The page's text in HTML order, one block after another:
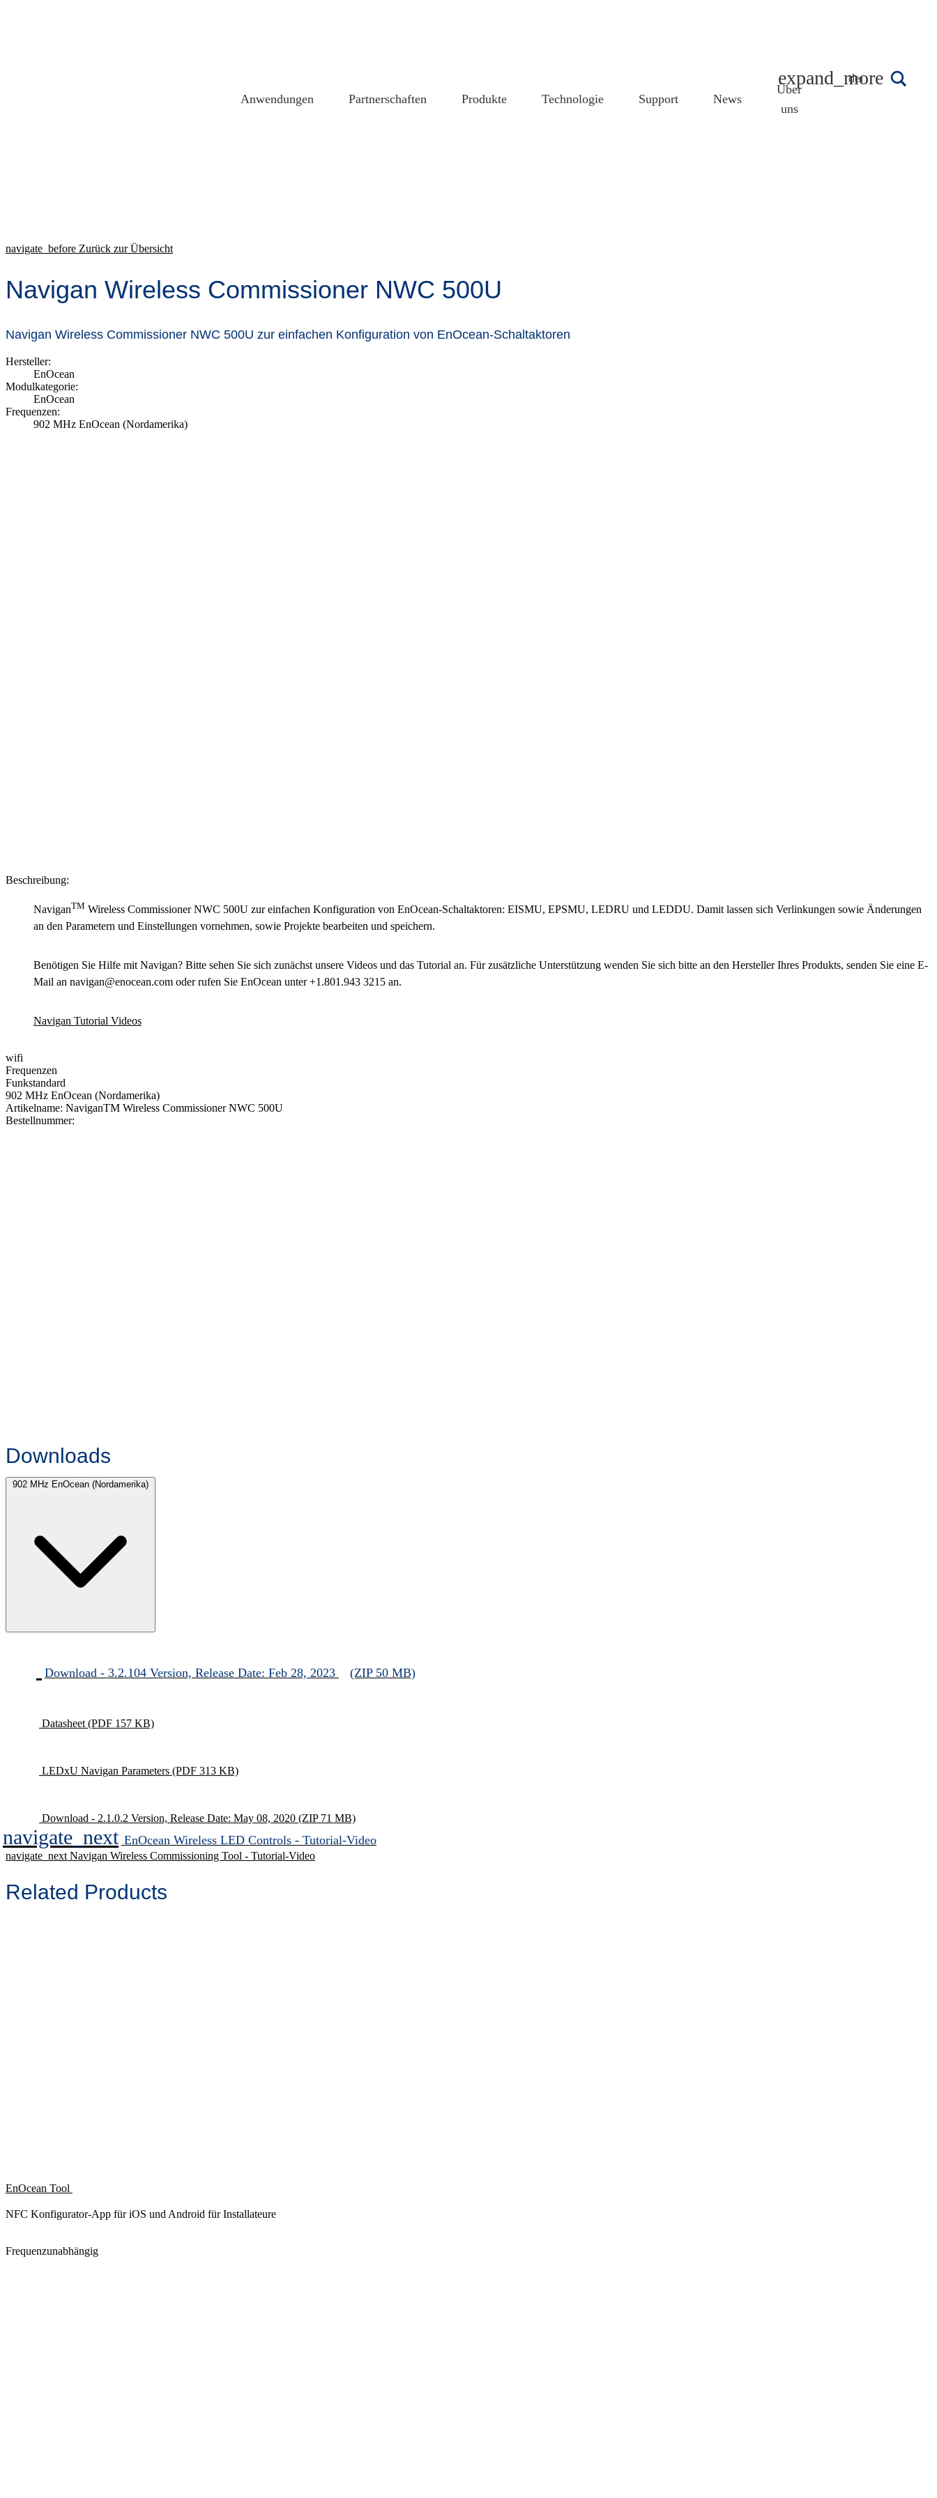
Anwendungen Partnerschaften Produkte Technologie Support News
Über
uns
deutsch
navigate_before Zurück zur Übersicht
Navigan Wireless Commissioner NWC 500U
Navigan Wireless Commissioner NWC 500U zur einfachen Konfiguration von EnOcean-Schaltaktoren
Hersteller:
EnOcean
Modulkategorie:
EnOcean
Frequenzen:
902 MHz EnOcean (Nordamerika)
Beschreibung:
NaviganTM Wireless Commissioner NWC 500U zur einfachen Konfiguration von EnOcean-Schaltaktoren: EISMU, EPSMU, LEDRU und LEDDU. Damit lassen sich Verlinkungen sowie Änderungen
an den Parametern und Einstellungen vornehmen, sowie Projekte bearbeiten und speichern.
Benötigen Sie Hilfe mit Navigan? Bitte sehen Sie sich zunächst unsere Videos und das Tutorial an. Für zusätzliche Unterstützung wenden Sie sich bitte an den Hersteller Ihres Produkts, senden Sie eine E-
Mail an navigan@enocean.com oder rufen Sie EnOcean unter +1.801.943 3215 an.
Navigan Tutorial Videos
wifi
Frequenzen
Funkstandard
902 MHz EnOcean (Nordamerika)
Artikelname: NaviganTM Wireless Commissioner NWC 500U
Bestellnummer:
Downloads
902 MHz EnOcean (Nordamerika)
Download - 3.2.104 Version, Release Date: Feb 28, 2023 (ZIP 50 MB)
Datasheet (PDF 157 KB)
LEDxU Navigan Parameters (PDF 313 KB)
Download - 2.1.0.2 Version, Release Date: May 08, 2020 (ZIP 71 MB)
navigate_next EnOcean Wireless LED Controls - Tutorial-Video
navigate_next Navigan Wireless Commissioning Tool - Tutorial-Video
Related Products
EnOcean Tool
NFC Konfigurator-App für iOS und Android für Installateure
Frequenzunabhängig